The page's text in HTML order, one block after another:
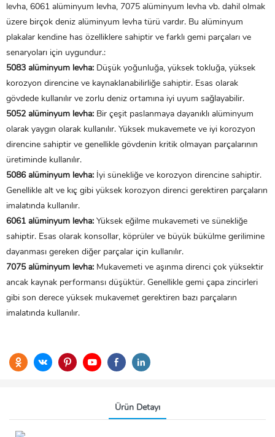
levha, 6061 alüminyum levha, 7075 alüminyum levha vb. dahil olmak
üzere birçok deniz alüminyum levha türü vardır. Bu alüminyum
plakalar kendine has özelliklere sahiptir ve farklı gemi parçaları ve
senaryoları için uygundur.:
5083 alüminyum levha: Düşük yoğunluğa, yüksek tokluğa, yüksek
korozyon direncine ve kaynaklanabilirliğe sahiptir. Esas olarak
gövdede kullanılır ve zorlu deniz ortamına iyi uyum sağlayabilir.
5052 alüminyum levha: Bir çeşit paslanmaya dayanıklı alüminyum
olarak yaygın olarak kullanılır. Yüksek mukavemete ve iyi korozyon
direncine sahiptir ve genellikle gövdenin kritik olmayan parçalarının
üretiminde kullanılır.
5086 alüminyum levha: İyi sünekliğe ve korozyon direncine sahiptir.
Genellikle alt ve kıç gibi yüksek korozyon direnci gerektiren parçaların
imalatında kullanılır.
6061 alüminyum levha: Yüksek eğilme mukavemeti ve sünekliğe
sahiptir. Esas olarak konsollar, köprüler ve büyük bükülme gerilimine
dayanması gereken diğer parçalar için kullanılır.
7075 alüminyum levha: Mukavemeti ve aşınma direnci çok yüksektir
ancak kaynak performansı düşüktür. Genellikle gemi çapa zincirleri
gibi son derece yüksek mukavemet gerektiren bazı parçaların
imalatında kullanılır.
Ürün Detayı